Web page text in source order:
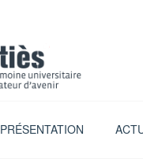
PRÉSENTATION